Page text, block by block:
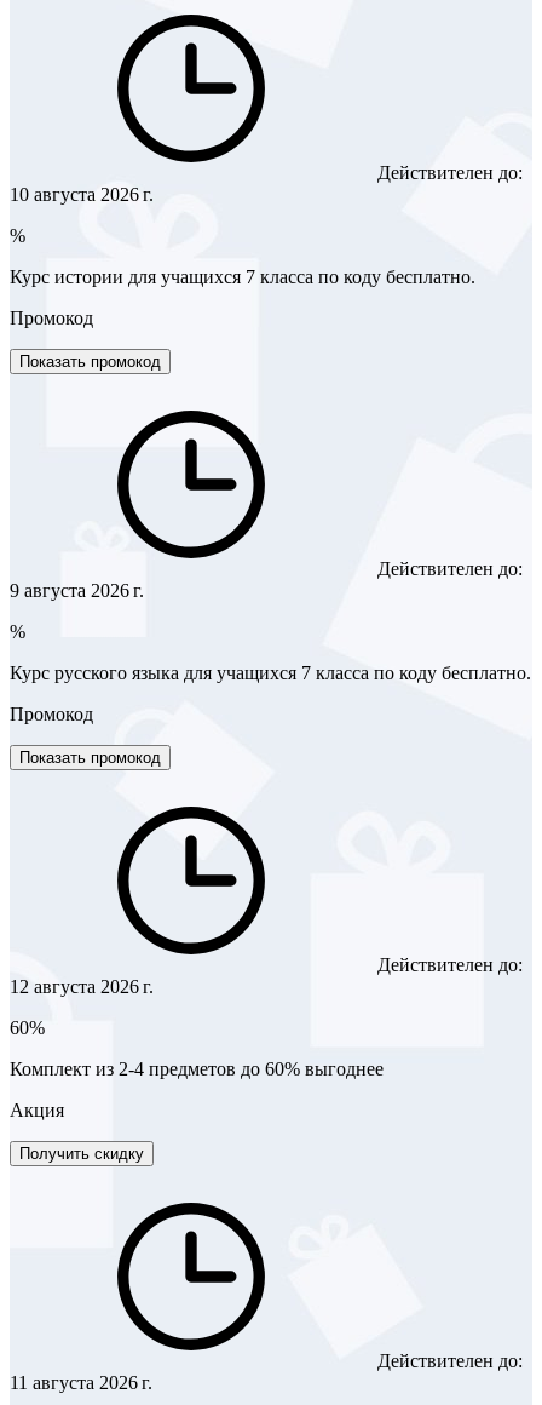
Действителен до:
10 августа 2026 г.
%
Курс истории для учащихся 7 класса по коду бесплатно.
Промокод
Показать промокод
Действителен до:
9 августа 2026 г.
%
Курс русского языка для учащихся 7 класса по коду бесплатно.
Промокод
Показать промокод
Действителен до:
12 августа 2026 г.
60%
Комплект из 2-4 предметов до 60% выгоднее
Акция
Получить скидку
Действителен до:
11 августа 2026 г.